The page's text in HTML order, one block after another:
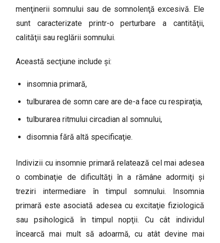
menţinerii somnului sau de somnolenţă excesivă. Ele
sunt caracterizate printr-o perturbare a cantităţii,
calităţii sau reglării somnului.
Această secţiune include şi:
insomnia primară,
tulburarea de somn care are de-a face cu respiraţia,
tulburarea ritmului circadian al somnului,
disomnia fără altă specificaţie.
Indivizii cu insomnie primară relatează cel mai adesea
o combinaţie de dificultăţi în a rămâne adormiţi şi
treziri intermediare în timpul somnului. Insomnia
primară este asociată adesea cu excitaţie fiziologică
sau psihologică în timpul nopţii. Cu cât individul
încearcă mai mult să adoarmă, cu atât devine mai